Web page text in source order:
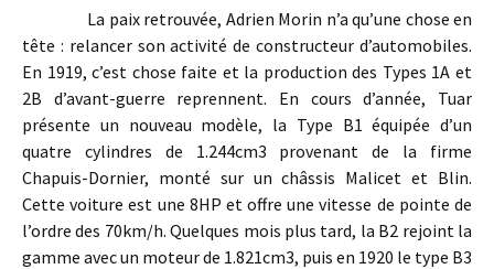
La paix retrouvée, Adrien Morin n’a qu’une chose en
tête : relancer son activité de constructeur d’automobiles.
En 1919, c’est chose faite et la production des Types 1A et
2B d’avant-guerre reprennent. En cours d’année, Tuar
présente un nouveau modèle, la Type B1 équipée d’un
quatre cylindres de 1.244cm3 provenant de la firme
Chapuis-Dornier, monté sur un châssis Malicet et Blin.
Cette voiture est une 8HP et offre une vitesse de pointe de
l’ordre des 70km/h. Quelques mois plus tard, la B2 rejoint la
gamme avec un moteur de 1.821cm3, puis en 1920 le type B3